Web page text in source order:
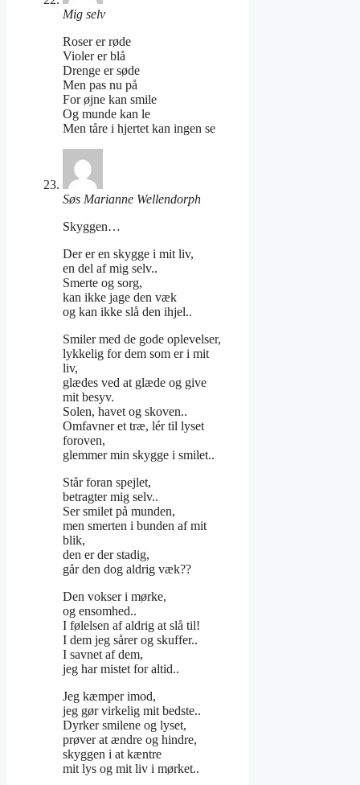
Mig selv
Roser er røde
Violer er blå
Drenge er søde
Men pas nu på
For øjne kan smile
Og munde kan le
Men tåre i hjertet kan ingen se
Søs Marianne Wellendorph
Skyggen…
Der er en skygge i mit liv,
en del af mig selv..
Smerte og sorg,
kan ikke jage den væk
og kan ikke slå den ihjel..
Smiler med de gode oplevelser,
lykkelig for dem som er i mit
liv,
glædes ved at glæde og give
mit besyv.
Solen, havet og skoven..
Omfavner et træ, lér til lyset
foroven,
glemmer min skygge i smilet..
Står foran spejlet,
betragter mig selv..
Ser smilet på munden,
men smerten i bunden af mit
blik,
den er der stadig,
går den dog aldrig væk??
Den vokser i mørke,
og ensomhed..
I følelsen af aldrig at slå til!
I dem jeg sårer og skuffer..
I savnet af dem,
jeg har mistet for altid..
Jeg kæmper imod,
jeg gør virkelig mit bedste..
Dyrker smilene og lyset,
prøver at ændre og hindre,
skyggen i at kæntre
mit lys og mit liv i mørket..